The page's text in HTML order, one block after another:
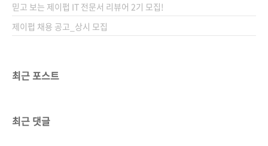
믿고 보는 제이펍 IT 전문서 리뷰어 2기 모집!
제이펍 채용 공고_상시 모집
최근 포스트
최근 댓글